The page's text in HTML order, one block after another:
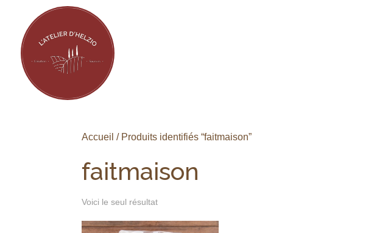
Accueil / Produits identifiés “faitmaison”
faitmaison
Voici le seul résultat